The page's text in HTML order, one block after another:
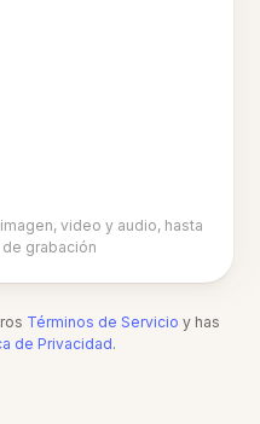
video y audio, hasta
de grabación
Términos de Servicio y has
de Privacidad.